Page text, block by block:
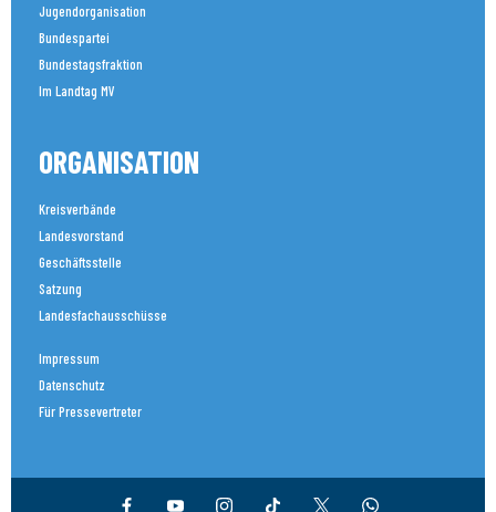
Jugendorganisation
Bundespartei
Bundestagsfraktion
Im Landtag MV
ORGANISATION
Kreisverbände
Landesvorstand
Geschäftsstelle
Satzung
Landesfachausschüsse
Impressum
Datenschutz
Für Pressevertreter